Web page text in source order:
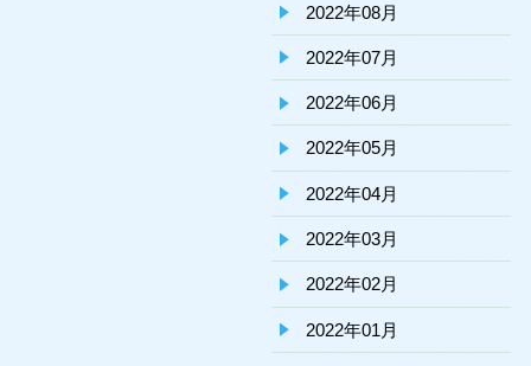
2022年08月
2022年07月
2022年06月
2022年05月
2022年04月
2022年03月
2022年02月
2022年01月